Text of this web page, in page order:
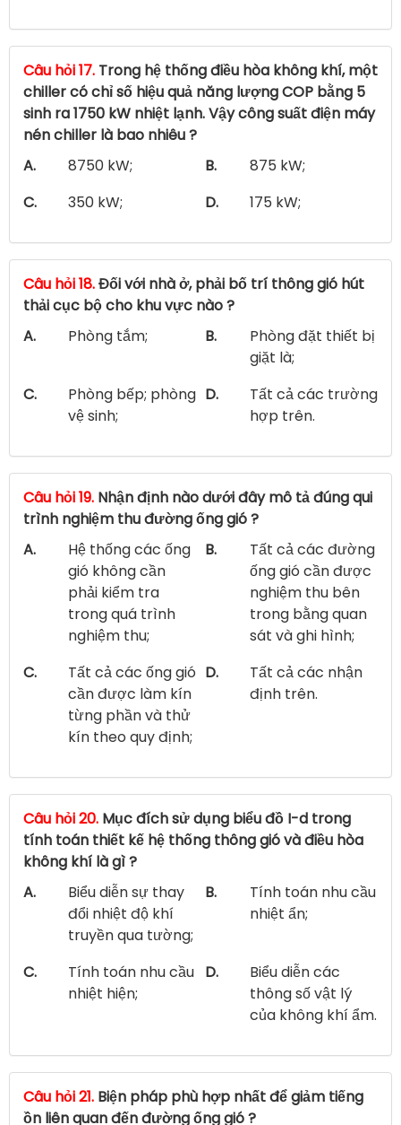
Câu hỏi 17. Trong hệ thống điều hòa không khí, một
chiller có chỉ số hiệu quả năng lượng COP bằng 5
sinh ra 1750 kW nhiệt lạnh. Vậy công suất điện máy
nén chiller là bao nhiêu ?
A.
8750 kW; B.
875 kW;
C.
350 kW; D. 175 kW;
Câu hỏi 18.Đối với nhà ở, phải bố trí thông gió hút
thải cục bộ cho khu vực nào ?
A.
Phòng tắm; B.
Phòng đặt thiết bị
giặt là;
C.
Phòng bếp; phòng
vệ sinh;
D.
Tất cả các trường
hợp trên.
Câu hỏi 19. Nhận định nào dưới đây mô tả đúng qui
trình nghiệm thu đường ống gió ?
A.
Hệ thống các ống
gió không cần
phải kiểm tra
trong quá trình
nghiệm thu;
B.
Tất cả các đường
ống gió cần được
nghiệm thu bên
trong bằng quan
sát và ghi hình;
C.
Tất cả các ống gió
cần được làm kín
từng phần và thử
kín theo quy định;
D.
Tất cả các nhận
định trên.
Câu hỏi 20. Mục đích sử dụng biểu đồ I-d trong
tính toán thiết kế hệ thống thông gió và điều hòa
không khí là gì ?
A.
Biểu diễn sự thay
đổi nhiệt độ khí
truyền qua tường;
B.
Tính toán nhu cầu
nhiệt ẩn;
C.
Tính toán nhu cầu
nhiệt hiện;
D.
Biểu diễn các
thông số vật lý
của không khí ẩm.
Câu hỏi 21. Biện pháp phù hợp nhất để giảm tiếng
ồn liên quan đến đường ống gió ?